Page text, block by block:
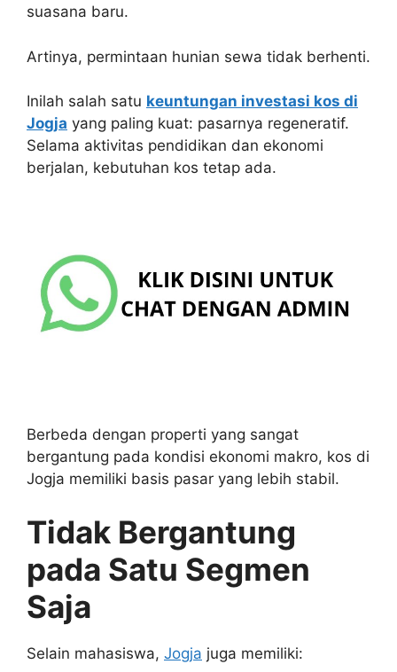
suasana baru.
Artinya, permintaan hunian sewa tidak berhenti.
Inilah salah satu keuntungan investasi kos di
Jogja yang paling kuat: pasarnya regeneratif.
Selama aktivitas pendidikan dan ekonomi
berjalan, kebutuhan kos tetap ada.
Berbeda dengan properti yang sangat
bergantung pada kondisi ekonomi makro, kos di
Jogja memiliki basis pasar yang lebih stabil.
Tidak Bergantung
pada Satu Segmen
Saja
Selain mahasiswa, Jogja juga memiliki: